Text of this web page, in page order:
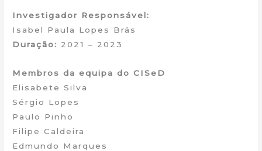
Investigador Responsável:
Isabel Paula Lopes Brás
Duração: 2021 – 2023
Membros da equipa do CISeD
Elisabete Silva
Sérgio Lopes
Paulo Pinho
Filipe Caldeira
Edmundo Marques